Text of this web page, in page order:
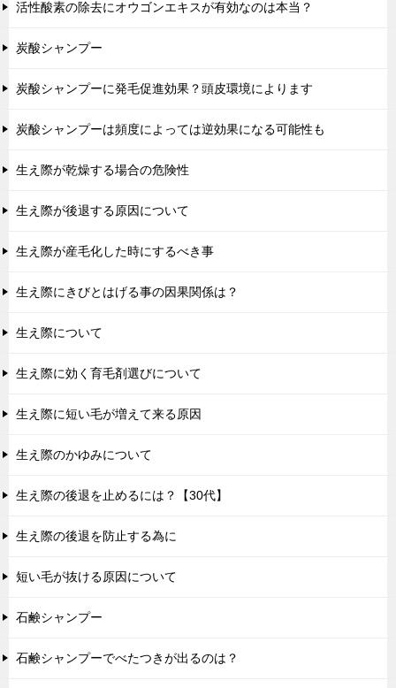
活性酸素の除去にオウゴンエキスが有効なのは本当？
炭酸シャンプー
炭酸シャンプーに発毛促進効果？頭皮環境によります
炭酸シャンプーは頻度によっては逆効果になる可能性も
生え際が乾燥する場合の危険性
生え際が後退する原因について
生え際が産毛化した時にするべき事
生え際にきびとはげる事の因果関係は？
生え際について
生え際に効く育毛剤選びについて
生え際に短い毛が増えて来る原因
生え際のかゆみについて
生え際の後退を止めるには？【30代】
生え際の後退を防止する為に
短い毛が抜ける原因について
石鹸シャンプー
石鹸シャンプーでべたつきが出るのは？